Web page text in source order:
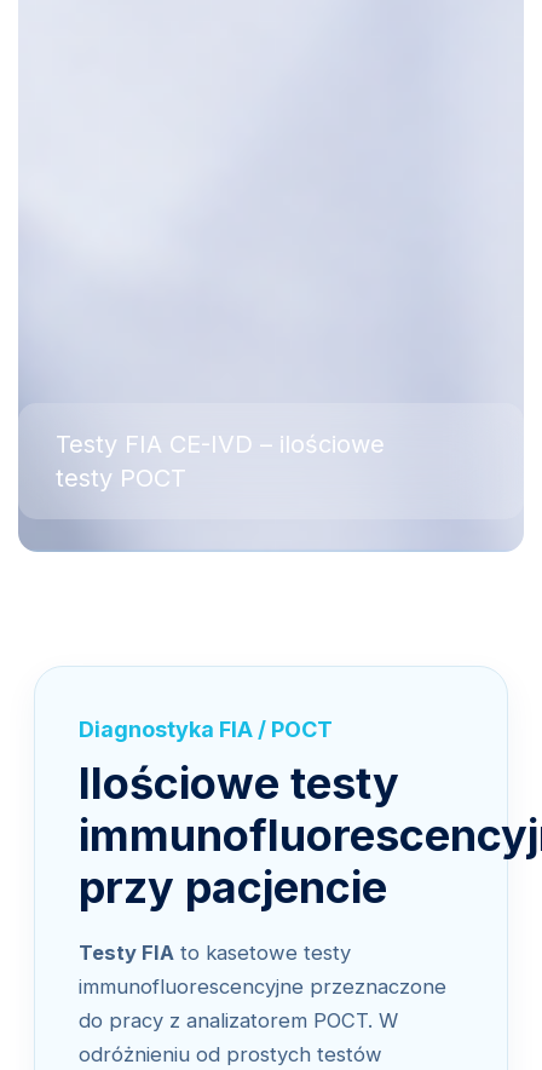
Testy FIA CE-IVD – ilościowe
testy POCT
Diagnostyka FIA / POCT
Ilościowe testy
przy pacjencie
Testy FIA to kasetowe testy
immunofluorescencyjne przeznaczone
do pracy z analizatorem POCT. W
odróżnieniu od prostych testów